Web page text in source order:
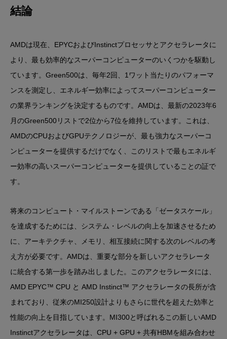
結論
AMDは現在、EPYCおよびInstinctプロセッサとアクセラレータに
より、最も効率的なスーパーコンピューターのいくつかを駆動し
ています。Green500は、毎年2回、1ワット当たりのパフォーマ
ンスを測定し、エネルギー効率によってスーパーコンピューター
の業界ランキングを決定するものです。AMDは、最新の2023年6
月のGreen500リストで2位から7位を維持しています。これは、
AMDのCPUおよびGPUテクノロジーが、最も強力なスーパーコ
ンピューターを提供するだけでなく、このリストで最もエネルギ
ー効率の高いスーパーコンピューターを提供していることの証で
す。
将来のコンピュート・マイルストーンである「ゼータスケール」
を達成するためには、システム・レベルの向上を加速させるため
に、アーキテクチャ、メモリ、相互接続に関する次のレベルの考
え方が必要です。AMDは、重要な部分を新しいアクセラレータ
に統合する第一歩を踏み出しました。このアクセラレータには、
AMD EPYC™ CPU と AMD Instinct™ アクセラレータの長所が含
まれており、従来のMI250設計よりもさらに世代を超えた効率と
性能の向上を目指しています。MI300と呼ばれるこの新しいAMD
Instinctアクセラレータは、CPU + GPU + 共有HBMを組み合わせ